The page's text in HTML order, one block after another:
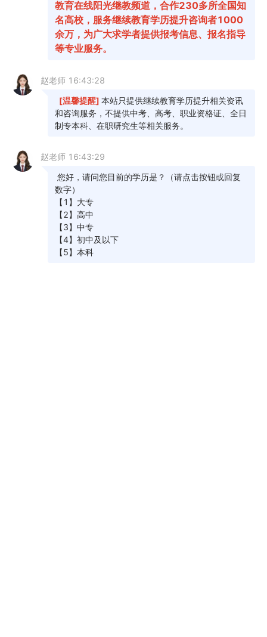
3、接着需要查询所报专业要求考试的科目和使
用的教材版本，尽量选择相对广泛和资料丰富的专
业，资料少不好过。
4、在官网报名完成注册，按照官网报名步骤指
引填写正确的个人信息并缴纳相应的报名费用，一
定要确保好报名有效。
5、需要进行现场确认要去当地自考办进行现场
确认手续。
6、根据官网公布的考试时间表，在规定时间内
报名并缴费，只有完成报名并缴费才算有效。
以上是关于成人自考的相关内容，考生可以此